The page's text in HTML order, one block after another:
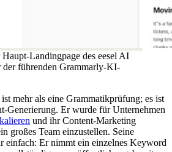
Landingpage des eesel AI
der führenden Grammarly-KI-
ist mehr als eine Grammatikprüfung; es ist
Generierung. Er wurde für Unternehmen
und ihr Content-Marketing
großes Team einzustellen. Seine
einfach: Er nimmt ein einzelnes Keyword